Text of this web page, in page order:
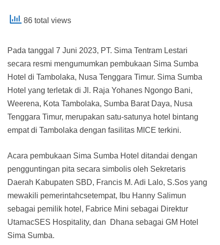
86 total views
Pada tanggal 7 Juni 2023, PT. Sima Tentram Lestari
secara resmi mengumumkan pembukaan Sima Sumba
Hotel di Tambolaka, Nusa Tenggara Timur. Sima Sumba
Hotel yang terletak di Jl. Raja Yohanes Ngongo Bani,
Weerena, Kota Tambolaka, Sumba Barat Daya, Nusa
Tenggara Timur, merupakan satu-satunya hotel bintang
empat di Tambolaka dengan fasilitas MICE terkini.
Acara pembukaan Sima Sumba Hotel ditandai dengan
pengguntingan pita secara simbolis oleh Sekretaris
Daerah Kabupaten SBD, Francis M. Adi Lalo, S.Sos yang
mewakili pemerintahcsetempat, Ibu Hanny Salimun
sebagai pemilik hotel, Fabrice Mini sebagai Direktur
UtamacSES Hospitality, dan Dhana sebagai GM Hotel
Sima Sumba.